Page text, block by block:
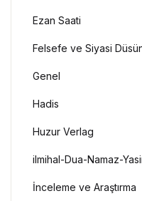
Ezan Saati
Felsefe ve Siyasi
Genel
Hadis
Huzur Verlag
ilmihal-Dua-Namaz-
İnceleme ve Araştırma